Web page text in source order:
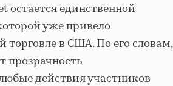
остается единственной
уже привело
в США. По его словам,
прозрачность
действия участников